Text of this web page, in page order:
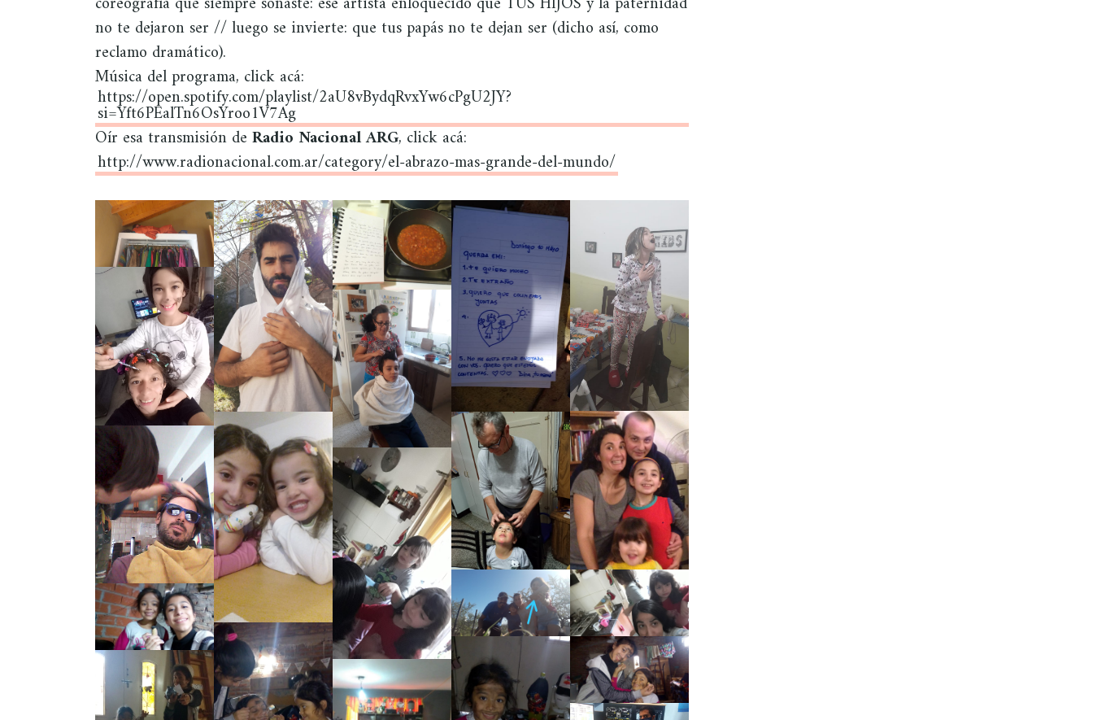
no te dejaron ser // luego se invierte: que tus papás no te dejan ser (dicho así, como
reclamo dramático).
Música del programa, click acá:
https://open.spotify.com/playlist/2aU8vBydqRvxYw6cPgU2JY?
si=Yft6PEalTn6OsYroo1V7Ag
Oír esa transmisión de Radio Nacional ARG, click acá:
http://www.radionacional.com.ar/category/el-abrazo-mas-grande-del-mundo/